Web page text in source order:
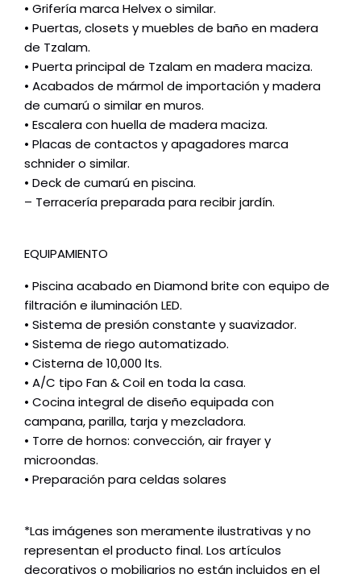
• Grifería marca Helvex o similar.
• Puertas, closets y muebles de baño en madera
de Tzalam.
• Puerta principal de Tzalam en madera maciza.
• Acabados de mármol de importación y madera
de cumarú o similar en muros.
• Escalera con huella de madera maciza.
• Placas de contactos y apagadores marca
schnider o similar.
• Deck de cumarú en piscina.
– Terracería preparada para recibir jardín.
EQUIPAMIENTO
• Piscina acabado en Diamond brite con equipo de
filtración e iluminación LED.
• Sistema de presión constante y suavizador.
• Sistema de riego automatizado.
• Cisterna de 10,000 lts.
• A/C tipo Fan & Coil en toda la casa.
• Cocina integral de diseño equipada con
campana, parilla, tarja y mezcladora.
• Torre de hornos: convección, air frayer y
microondas.
• Preparación para celdas solares
*Las imágenes son meramente ilustrativas y no
representan el producto final. Los artículos
decorativos o mobiliarios no están incluidos en el